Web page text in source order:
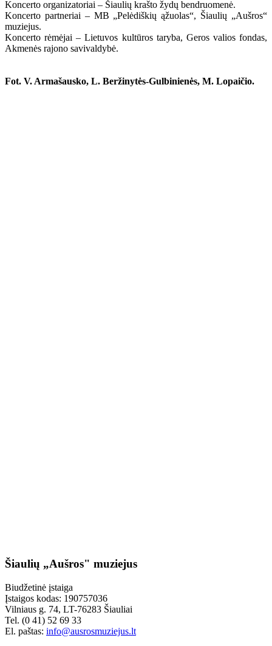
Koncerto organizatoriai – Šiaulių krašto žydų bendruomenė.
Koncerto partneriai – MB „Pelėdiškių ąžuolas“, Šiaulių „Aušros“
muziejus.
Koncerto rėmėjai – Lietuvos kultūros taryba, Geros valios fondas,
Akmenės rajono savivaldybė.
Fot. V. Armašausko, L. Beržinytės-Gulbinienės, M. Lopaičio.
Šiaulių „Aušros" muziejus
Biudžetinė įstaiga
Įstaigos kodas: 190757036
Vilniaus g. 74, LT-76283 Šiauliai
Tel. (0 41) 52 69 33
El. paštas: info@ausrosmuziejus.lt